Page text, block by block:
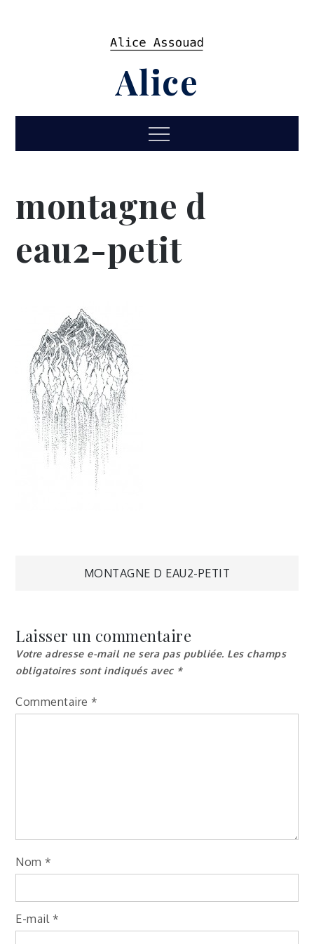
Alice
Menu
montagne d
eau2-petit
Navigation
de
l’article
MONTAGNE D EAU2-PETIT
Laisser un commentaire
Votre adresse e-mail ne sera pas publiée. Les champs
obligatoires sont indiqués avec *
Commentaire *
Nom *
E-mail *